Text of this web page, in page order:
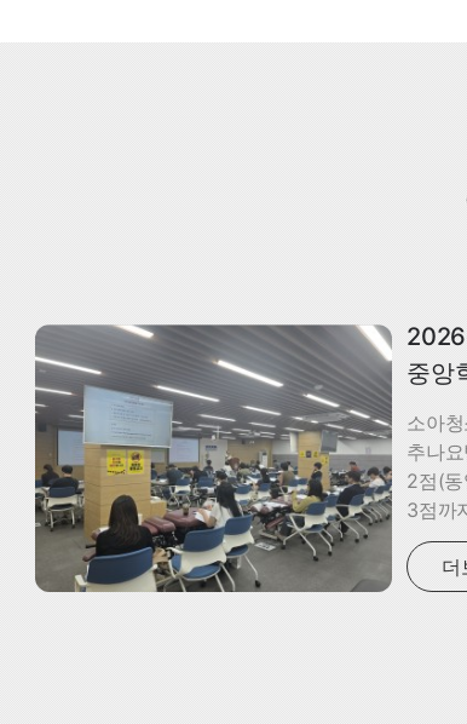
중앙
소아
추나
2점(
3점까
시간
신경계
토대
더